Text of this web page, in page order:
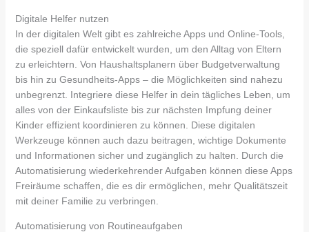
Digitale Helfer nutzen
In der digitalen Welt gibt es zahlreiche Apps und Online-Tools,
die speziell dafür entwickelt wurden, um den Alltag von Eltern
zu erleichtern. Von Haushaltsplanern über Budgetverwaltung
bis hin zu Gesundheits-Apps – die Möglichkeiten sind nahezu
unbegrenzt. Integriere diese Helfer in dein tägliches Leben, um
alles von der Einkaufsliste bis zur nächsten Impfung deiner
Kinder effizient koordinieren zu können. Diese digitalen
Werkzeuge können auch dazu beitragen, wichtige Dokumente
und Informationen sicher und zugänglich zu halten. Durch die
Automatisierung wiederkehrender Aufgaben können diese Apps
Freiräume schaffen, die es dir ermöglichen, mehr Qualitätszeit
mit deiner Familie zu verbringen.
Automatisierung von Routineaufgaben